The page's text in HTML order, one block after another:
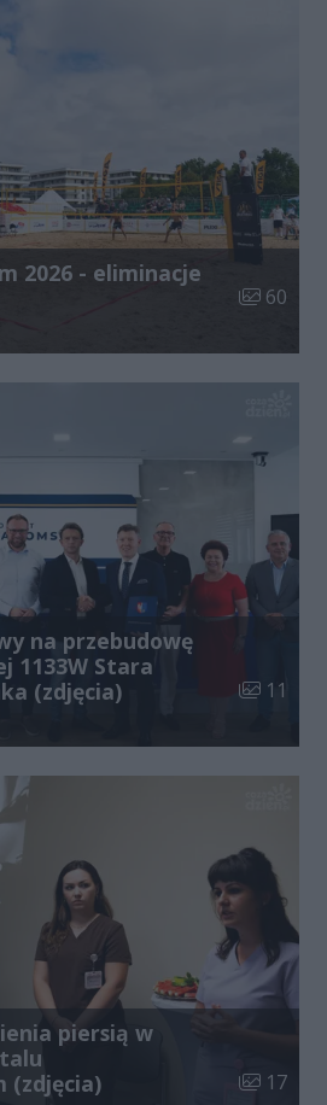
2026 - eliminacje
Liczba
60
na przebudowę
1133W Stara
(zdjęcia)
Liczba
11
piersią w
(zdjęcia)
Liczba
17